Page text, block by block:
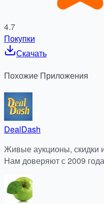
4.7
Покупки
Скачать
Похожие Приложения
DealDash
Живые аукционы, скидки
Нам доверяют с 2009